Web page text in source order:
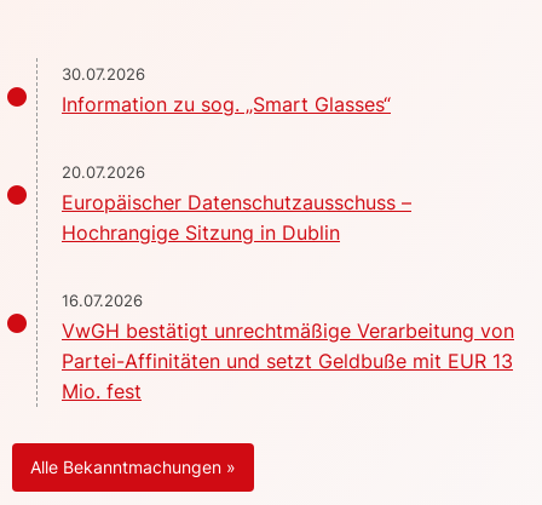
30.07.2026
Information zu sog. „Smart Glasses“
20.07.2026
Europäischer Datenschutzausschuss –
Hochrangige Sitzung in Dublin
16.07.2026
VwGH bestätigt unrechtmäßige Verarbeitung von
Partei-Affinitäten und setzt Geldbuße mit EUR 13
Mio. fest
Alle Bekanntmachungen »